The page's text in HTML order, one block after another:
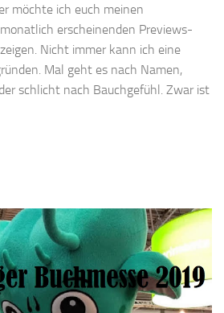
möchte ich euch meinen
erscheinenden Previews-
Nicht immer kann ich eine
Mal geht es nach Namen,
schlicht nach Bauchgefühl. Zwar ist